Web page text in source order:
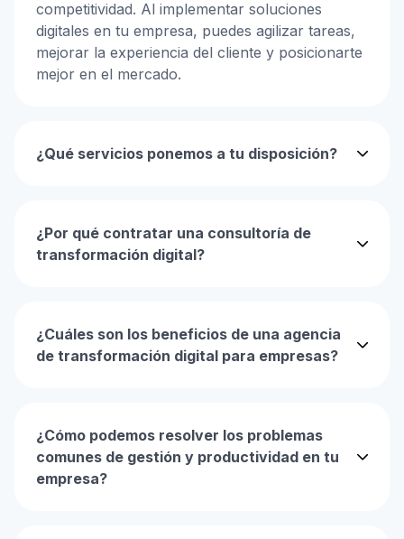
competitividad. Al implementar soluciones
digitales en tu empresa, puedes agilizar tareas,
mejorar la experiencia del cliente y posicionarte
mejor en el mercado.
¿Qué servicios ponemos a tu disposición?
¿Por qué contratar una consultoría de
transformación digital?
¿Cuáles son los beneficios de una agencia
de transformación digital para empresas?
¿Cómo podemos resolver los problemas
comunes de gestión y productividad en tu
empresa?